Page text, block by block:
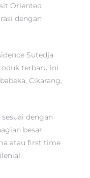
Oriented
dengan
Sutedja
terbaru ini
Cikarang,
dengan
besar
atau first time